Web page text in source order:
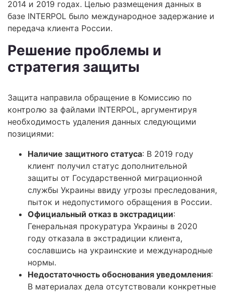
2014 и 2019 годах. Целью размещения данных в
базе INTERPOL было международное задержание и
передача клиента России.
Решение проблемы и
стратегия защиты
Защита направила обращение в Комиссию по
контролю за файлами INTERPOL, аргументируя
необходимость удаления данных следующими
позициями:
Наличие защитного статуса: В 2019 году
клиент получил статус дополнительной
защиты от Государственной миграционной
службы Украины ввиду угрозы преследования,
пыток и недопустимого обращения в России.
Официальный отказ в экстрадиции:
Генеральная прокуратура Украины в 2020
году отказала в экстрадиции клиента,
сославшись на украинские и международные
нормы.
Недостаточность обоснования уведомления:
В материалах дела отсутствовали конкретные